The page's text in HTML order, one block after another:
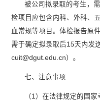
被公司拟录取的考生，
检项目应包含内科、外科、
血常规等项目。体检报告原
需于确定拟录取后15天内发
cuit@dgut.edu.cn）。
七、注意事项
（1）在法律规定的国